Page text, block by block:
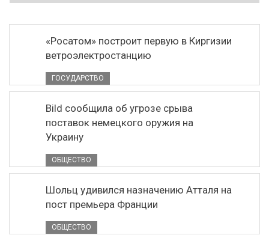
«Росатом» построит первую в Киргизии
ветроэлектростанцию
ГОСУДАРСТВО
Bild сообщила об угрозе срыва
поставок немецкого оружия на
Украину
ОБЩЕСТВО
Шольц удивился назначению Атталя на
пост премьера Франции
ОБЩЕСТВО